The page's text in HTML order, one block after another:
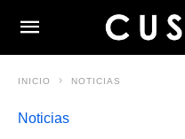
INICIO NOTICIAS
Noticias